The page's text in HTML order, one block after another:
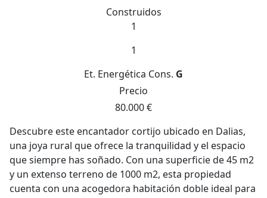
Construidos
1
1
Et. Energética Cons. G
Precio
80.000 €
Descubre este encantador cortijo ubicado en Dalias,
una joya rural que ofrece la tranquilidad y el espacio
que siempre has soñado. Con una superficie de 45 m2
y un extenso terreno de 1000 m2, esta propiedad
cuenta con una acogedora habitación doble ideal para